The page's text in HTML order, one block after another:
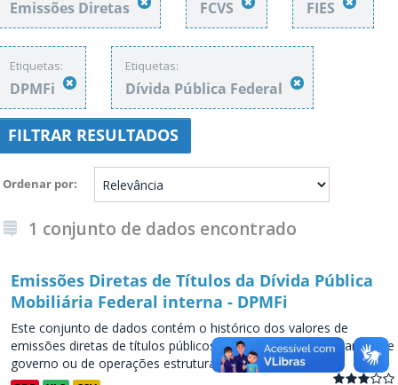
Emissões Diretas FCVS FIES
Etiquetas:
DPMFi
Etiquetas:
Dívida Pública Federal
FILTRAR RESULTADOS
Ordenar por
1 conjunto de dados encontrado
Emissões Diretas de Títulos da Dívida Pública
Mobiliária Federal interna - DPMFi
Este conjunto de dados contém o histórico dos valores de
emissões diretas de títulos públicos, decorrentes de programas de
governo ou de operações estruturadas, a partir de...